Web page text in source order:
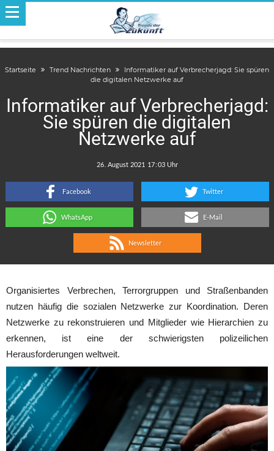
Startseite Trend Nachrichten
Informatiker auf Verbrecherjagd: Sie spüren
die digitalen Netzwerke auf
Informatiker auf Verbrecherjagd:
Sie spüren die digitalen
Netzwerke auf
:
Facebook Twitter
WhatsApp E-Mail
Newsletter
Organisiertes Verbrechen, Terrorgruppen und Straßenbanden
nutzen häufig die sozialen Netzwerke zur Koordination. Deren
Netzwerke zu rekonstruieren und Mitglieder wie Hierarchien zu
erkennen, ist eine der schwierigsten polizeilichen
Herausforderungen weltweit.